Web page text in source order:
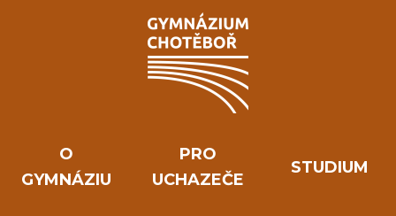
O
GYMNÁZIU
PRO
UCHAZEČE
STUDIUM